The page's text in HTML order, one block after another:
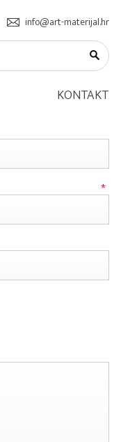
info@art-materijal.hr
KONTAKT
*